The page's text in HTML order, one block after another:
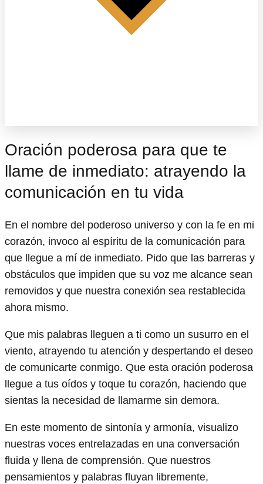
Oración poderosa para que te
llame de inmediato: atrayendo la
comunicación en tu vida
En el nombre del poderoso universo y con la fe en mi
corazón, invoco al espíritu de la comunicación para
que llegue a mí de inmediato. Pido que las barreras y
obstáculos que impiden que su voz me alcance sean
removidos y que nuestra conexión sea restablecida
ahora mismo.
Que mis palabras lleguen a ti como un susurro en el
viento, atrayendo tu atención y despertando el deseo
de comunicarte conmigo. Que esta oración poderosa
llegue a tus oídos y toque tu corazón, haciendo que
sientas la necesidad de llamarme sin demora.
En este momento de sintonía y armonía, visualizo
nuestras voces entrelazadas en una conversación
fluida y llena de comprensión. Que nuestros
pensamientos y palabras fluyan libremente,